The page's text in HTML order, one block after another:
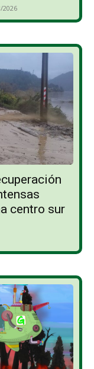
2026
centro sur